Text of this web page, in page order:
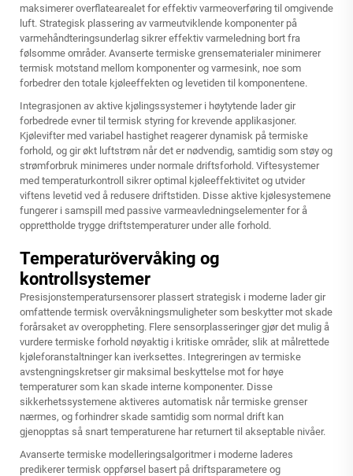
maksimerer overflatearealet for effektiv varmeoverføring til omgivende
luft. Strategisk plassering av varmeutviklende komponenter på
varmehåndteringsunderlag sikrer effektiv varmeledning bort fra
følsomme områder. Avanserte termiske grensematerialer minimerer
termisk motstand mellom komponenter og varmesink, noe som
forbedrer den totale kjøleeffekten og levetiden til komponentene.
Integrasjonen av aktive kjølingssystemer i høytytende lader gir
forbedrede evner til termisk styring for krevende applikasjoner.
Kjølevifter med variabel hastighet reagerer dynamisk på termiske
forhold, og gir økt luftstrøm når det er nødvendig, samtidig som støy og
strømforbruk minimeres under normale driftsforhold. Viftesystemer
med temperaturkontroll sikrer optimal kjøleeffektivitet og utvider
viftens levetid ved å redusere driftstiden. Disse aktive kjølesystemene
fungerer i samspill med passive varmeavledningselementer for å
opprettholde trygge driftstemperaturer under alle forhold.
Temperaturövervåking og
kontrollsystemer
Presisjonstemperatursensorer plassert strategisk i moderne lader gir
omfattende termisk overvåkningsmuligheter som beskytter mot skade
forårsaket av overoppheting. Flere sensorplasseringer gjør det mulig å
vurdere termiske forhold nøyaktig i kritiske områder, slik at målrettede
kjøleforanstaltninger kan iverksettes. Integreringen av termiske
avstengningskretser gir maksimal beskyttelse mot for høye
temperaturer som kan skade interne komponenter. Disse
sikkerhetssystemene aktiveres automatisk når termiske grenser
nærmes, og forhindrer skade samtidig som normal drift kan
gjenopptas så snart temperaturene har returnert til akseptable nivåer.
Avanserte termiske modelleringsalgoritmer i moderne laderes
predikerer termisk oppførsel basert på driftsparametere og